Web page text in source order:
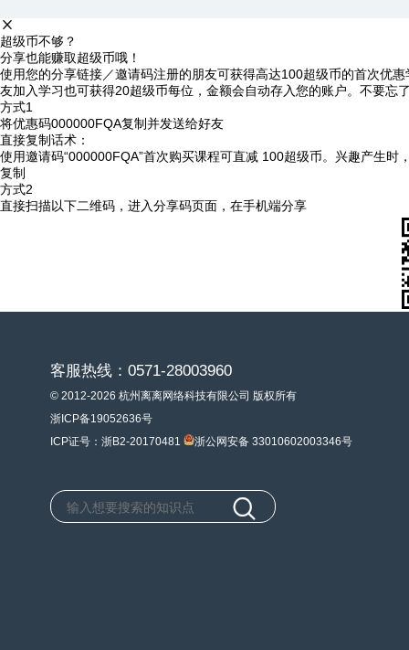
超级币不够？
分享也能赚取超级币哦！
使用您的分享链接／邀请码注册的朋友可获得高达100超级币的首次优
友加入学习也可获得20超级币每位，金额会自动存入您的账户。不要忘
方式1
将优惠码000000FQA复制并发送给好友
直接复制话术：
使用邀请码“000000FQA”首次购买课程可直减 100超级币。兴趣产生时
复制
方式2
直接扫描以下二维码，进入分享码页面，在手机端分享
客服热线：0571-28003960
© 2012-2026 杭州离离网络科技有限公司 版权所有
浙ICP备19052636号
ICP证号：浙B2-20170481
浙公网安备 33010602003346号